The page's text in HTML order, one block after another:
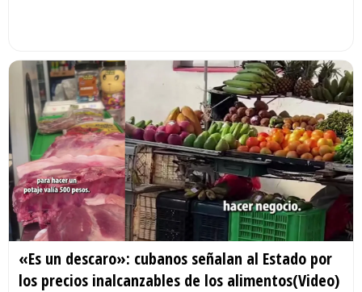
«Es un descaro»: cubanos señalan al Estado por
los precios inalcanzables de los alimentos(Video)